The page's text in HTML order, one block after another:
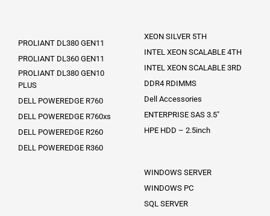
PROLIANT DL380 GEN11
PROLIANT DL360 GEN11
PROLIANT DL380 GEN10
PLUS
DELL POWEREDGE R760
DELL POWEREDGE R760xs
DELL POWEREDGE R260
DELL POWEREDGE R360
XEON SILVER 5TH
INTEL XEON SCALABLE 4TH
INTEL XEON SCALABLE 3RD
DDR4 RDIMMS
Dell Accessories
ENTERPRISE SAS 3.5″
HPE HDD – 2.5inch
WINDOWS SERVER
WINDOWS PC
SQL SERVER